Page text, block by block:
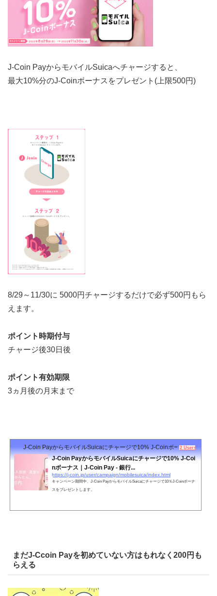
J-Coin PayからモバイルSuicaへチャージすると、
最大10%分のJ-Coinボーナスをプレゼント(上限500円)
8/29～11/30に 5000円チャージするだけで必ず500円もら
えます。
ポイント時期付与
チャージ後30日後
ポイント有効期限
3ヵ月後の月末まで
J-Coin PayからモバイルSuicaにチャージで10% J-Coinボーナス
2 Users
J-Coin PayからモバイルSuicaにチャージで10% J-Coi
nボーナス｜J-Coin Pay - 銀行...
https://j-coin.jp/user/campaign/mobilesuica/index.html
キャンペーン期間中、J-Coin PayからモバイルSuicaにチャージで10％J-Coinボーナ
スをプレゼントします。
まだJ-Ccoin Payを初めていない方はもれなく200円も
らえる